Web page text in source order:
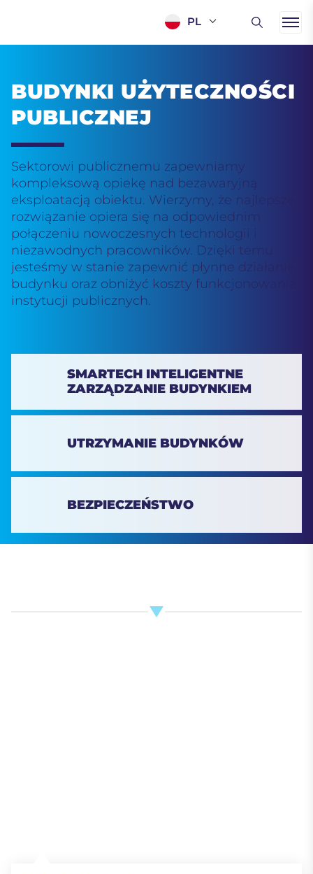
PL
BUDYNKI UŻYTECZNOŚCI
PUBLICZNEJ
Sektorowi publicznemu zapewniamy
kompleksową opiekę nad bezawaryjną
eksploatacją obiektu. Wierzymy, że najlepsze
rozwiązanie opiera się na odpowiednim
połączeniu nowoczesnych technologii i
niezawodnych pracowników. Dzięki temu
jesteśmy w stanie zapewnić płynne działanie
budynku oraz obniżyć koszty funkcjonowania
instytucji publicznych.
SMARTECH INTELIGENTNE
ZARZĄDZANIE BUDYNKIEM
UTRZYMANIE BUDYNKÓW
BEZPIECZEŃSTWO